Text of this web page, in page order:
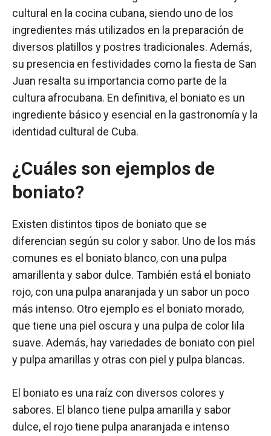
cultural en la cocina cubana, siendo uno de los
ingredientes más utilizados en la preparación de
diversos platillos y postres tradicionales. Además,
su presencia en festividades como la fiesta de San
Juan resalta su importancia como parte de la
cultura afrocubana. En definitiva, el boniato es un
ingrediente básico y esencial en la gastronomía y la
identidad cultural de Cuba.
¿Cuáles son ejemplos de
boniato?
Existen distintos tipos de boniato que se
diferencian según su color y sabor. Uno de los más
comunes es el boniato blanco, con una pulpa
amarillenta y sabor dulce. También está el boniato
rojo, con una pulpa anaranjada y un sabor un poco
más intenso. Otro ejemplo es el boniato morado,
que tiene una piel oscura y una pulpa de color lila
suave. Además, hay variedades de boniato con piel
y pulpa amarillas y otras con piel y pulpa blancas.
El boniato es una raíz con diversos colores y
sabores. El blanco tiene pulpa amarilla y sabor
dulce, el rojo tiene pulpa anaranjada e intenso